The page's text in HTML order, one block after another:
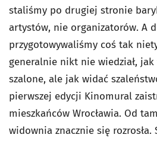
staliśmy po drugiej stronie
artystów, nie organizatorów. A
przygotowywaliśmy coś tak
generalnie nikt nie wiedział, jak
szalone, ale jak widać
pierwszej edycji Kinomural
mieszkańców Wrocławia. Od
widownia znacznie się rozrosła.